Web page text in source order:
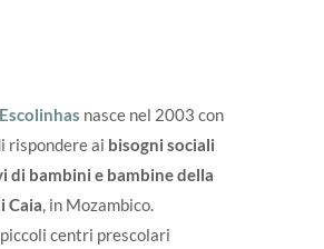
nasce nel 2003 con
rispondere ai bisogni sociali
di bambini e bambine della
Caia , in Mozambico.
centri prescolari